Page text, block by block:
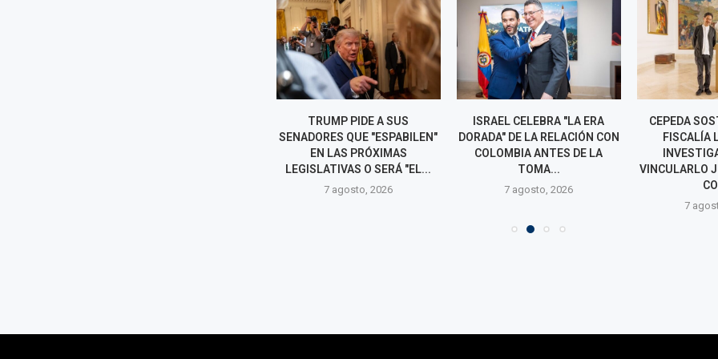
TRUMP PIDE A SUS
SENADORES QUE "ESPABILEN"
EN LAS PRÓXIMAS
LEGISLATIVAS O SERÁ "EL...
7 agosto, 2026
ISRAEL CELEBRA "LA ERA
DORADA" DE LA RELACIÓN CON
COLOMBIA ANTES DE LA
TOMA...
7 agosto, 2026
CEPEDA
FISCALÍA
VINCULARLO
7